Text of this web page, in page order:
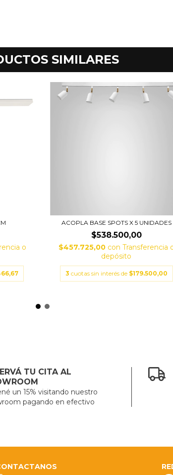
SIMILARES
o
ACOPLA BASE SPOTS X 5 UNIDADES
$538.500,00
$457.725,00 con Transferencia
depósito
3 cuotas sin interés de $179.500,00
TU CITA AL
un 15% visitando nuestro
pagando en efectivo